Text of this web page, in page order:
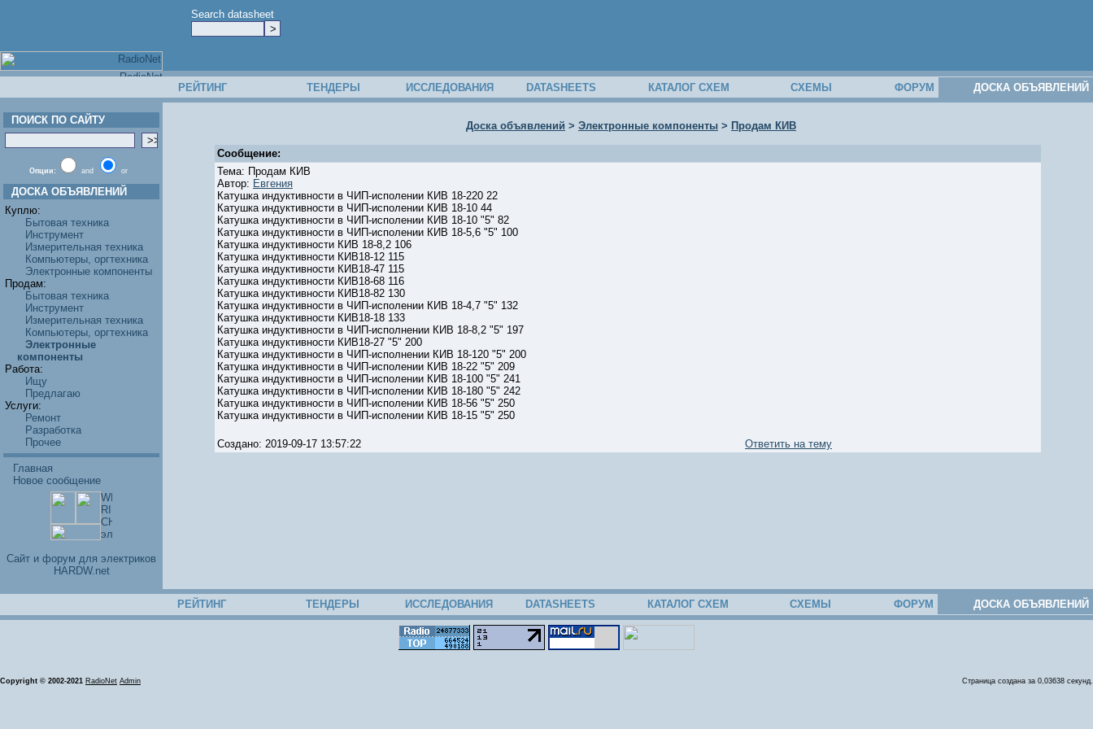
Search datasheet
РЕЙТИНГ ТЕНДЕРЫ ИССЛЕДОВАНИЯ DATASHEETS КАТАЛОГ СХЕМ СХЕМЫ ФОРУМ ДОСКА ОБЪЯВЛЕНИЙ
ПОИСК ПО САЙТУ
Опции: and or
ДОСКА ОБЪЯВЛЕНИЙ
Куплю:
Бытовая техника
Инструмент
Измерительная техника
Компьютеры, оргтехника
Электронные компоненты
Продам:
Бытовая техника
Инструмент
Измерительная техника
Компьютеры, оргтехника
Электронные
компоненты
Работа:
Ищу
Предлагаю
Услуги:
Ремонт
Разработка
Прочее
Главная
Новое сообщение
Cайт и форум для электриков
HARDW.net
Доска объявлений > Электронные компоненты > Продам КИВ
Сообщение:
Тема: Продам КИВ
Автор: Евгения
Катушка индуктивности в ЧИП-исполении КИВ 18-220 22
Катушка индуктивности в ЧИП-исполении КИВ 18-10 44
Катушка индуктивности в ЧИП-исполении КИВ 18-10 "5" 82
Катушка индуктивности в ЧИП-исполении КИВ 18-5,6 "5" 100
Катушка индуктивности КИВ 18-8,2 106
Катушка индуктивности КИВ18-12 115
Катушка индуктивности КИВ18-47 115
Катушка индуктивности КИВ18-68 116
Катушка индуктивности КИВ18-82 130
Катушка индуктивности в ЧИП-исполении КИВ 18-4,7 "5" 132
Катушка индуктивности КИВ18-18 133
Катушка индуктивности в ЧИП-исполнении КИВ 18-8,2 "5" 197
Катушка индуктивности КИВ18-27 "5" 200
Катушка индуктивности в ЧИП-исполнении КИВ 18-120 "5" 200
Катушка индуктивности в ЧИП-исполении КИВ 18-22 "5" 209
Катушка индуктивности в ЧИП-исполении КИВ 18-100 "5" 241
Катушка индуктивности в ЧИП-исполении КИВ 18-180 "5" 242
Катушка индуктивности в ЧИП-исполении КИВ 18-56 "5" 250
Катушка индуктивности в ЧИП-исполении КИВ 18-15 "5" 250
Создано: 2019-09-17 13:57:22 Ответить на тему
РЕЙТИНГ ТЕНДЕРЫ ИССЛЕДОВАНИЯ DATASHEETS КАТАЛОГ СХЕМ СХЕМЫ ФОРУМ ДОСКА ОБЪЯВЛЕНИЙ
Copyright © 2002-2021 RadioNet Admin Страница создана за 0,03638 секунд.